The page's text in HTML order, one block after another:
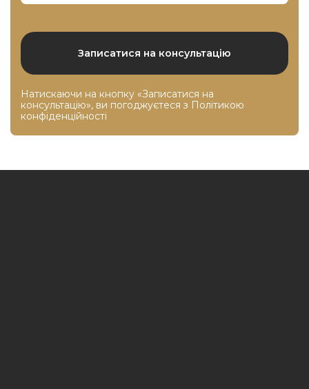
Натискаючи на кнопку «Записатися на
консультацію», ви погоджуєтеся з Політикою
конфіденційності